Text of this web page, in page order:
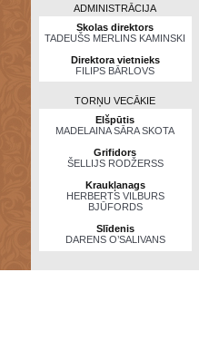
ADMINISTRĀCIJA
Skolas direktors
TADEUŠS MERLINS KAMINSKI
Direktora vietnieks
FILIPS BĀRLOVS
TORŅU VECĀKIE
Elšpūtis
MADELAINA SĀRA SKOTA
Grifidors
ŠELLIJS RODŽERSS
Kraukļanags
HERBERTS VILBURS
BJŪFORDS
Slīdenis
DARENS O’SALIVANS